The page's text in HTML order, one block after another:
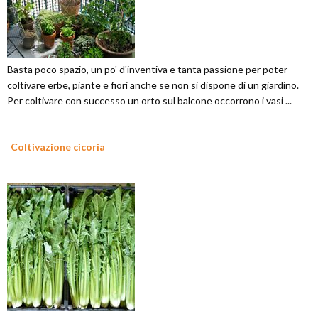
Basta poco spazio, un po' d'inventiva e tanta passione per poter
coltivare erbe, piante e fiori anche se non si dispone di un giardino.
Per coltivare con successo un orto sul balcone occorrono i vasi ...
Coltivazione cicoria